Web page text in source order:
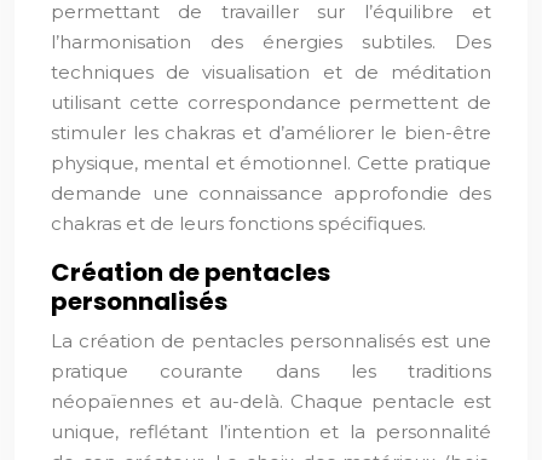
permettant de travailler sur l’équilibre et
l’harmonisation des énergies subtiles. Des
techniques de visualisation et de méditation
utilisant cette correspondance permettent de
stimuler les chakras et d’améliorer le bien-être
physique, mental et émotionnel. Cette pratique
demande une connaissance approfondie des
chakras et de leurs fonctions spécifiques.
Création de pentacles
personnalisés
La création de pentacles personnalisés est une
pratique courante dans les traditions
néopaïennes et au-delà. Chaque pentacle est
unique, reflétant l’intention et la personnalité